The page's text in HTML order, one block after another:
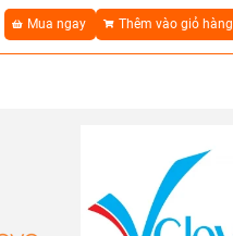
Mua ngay Thêm vào giỏ hàng